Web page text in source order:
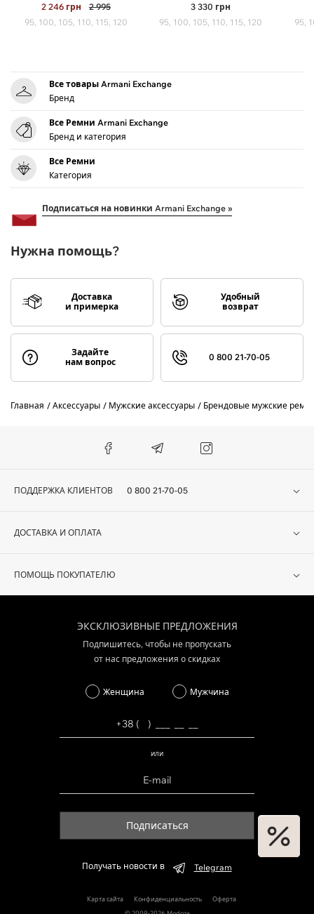
2 246 грн
2 995
95, 100, 105, 110, 115, 120
3 330 грн
95, 100, 105, 110, 115, 120
95,
Все товары Armani Exchange
Бренд
Все Ремни Armani Exchange
Бренд и категория
Все Ремни
Категория
Подписаться на новинки Armani Exchange »
Нужна помощь?
Доставка
и примерка
Удобный
возврат
Задайте
нам вопрос
0 800 21-70-05
Главная Аксессуары Мужские аксессуары Брендовые мужские
ПОДДЕРЖКА КЛИЕНТОВ 0 800 21-70-05
ДОСТАВКА И ОПЛАТА
ПОМОЩЬ ПОКУПАТЕЛЮ
ЭКСКЛЮЗИВНЫЕ ПРЕДЛОЖЕНИЯ
Подпишитесь, чтобы не пропускать
от нас предложения о скидках
Женщина Мужчина
или
Подписаться
Получать новости в Telegram
Карта сайта Конфиденциальность
Оферта